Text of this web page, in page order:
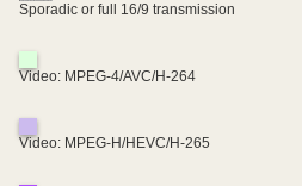
Sporadic or full 16/9 transmission
Video: MPEG-4/AVC/H-264
Video: MPEG-H/HEVC/H-265